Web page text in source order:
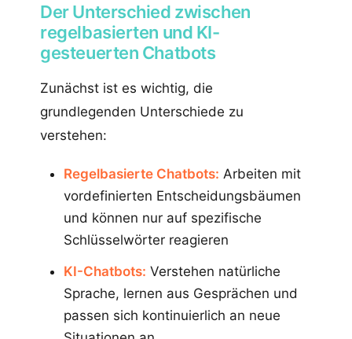
Der Unterschied zwischen
regelbasierten und KI-
gesteuerten Chatbots
Zunächst ist es wichtig, die
grundlegenden Unterschiede zu
verstehen:
Regelbasierte Chatbots: Arbeiten mit
vordefinierten Entscheidungsbäumen
und können nur auf spezifische
Schlüsselwörter reagieren
KI-Chatbots: Verstehen natürliche
Sprache, lernen aus Gesprächen und
passen sich kontinuierlich an neue